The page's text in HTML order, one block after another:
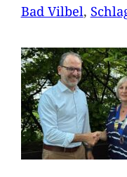
Bad Vilbel,